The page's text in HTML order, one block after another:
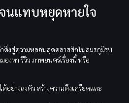
นแทบหยุดหายใจ
ดิ่งสู่ความหลอนสุดคลาสสิกในสมรภูมิรบ
งหา รีวิว ภาพยนตร์เรื่องนี้ หรือ
ด้อย่างลงตัว สร้างความตึงเครียดและ